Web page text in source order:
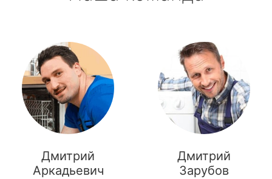
Дмитрий
Аркадьевич
Дмитрий
Зарубов